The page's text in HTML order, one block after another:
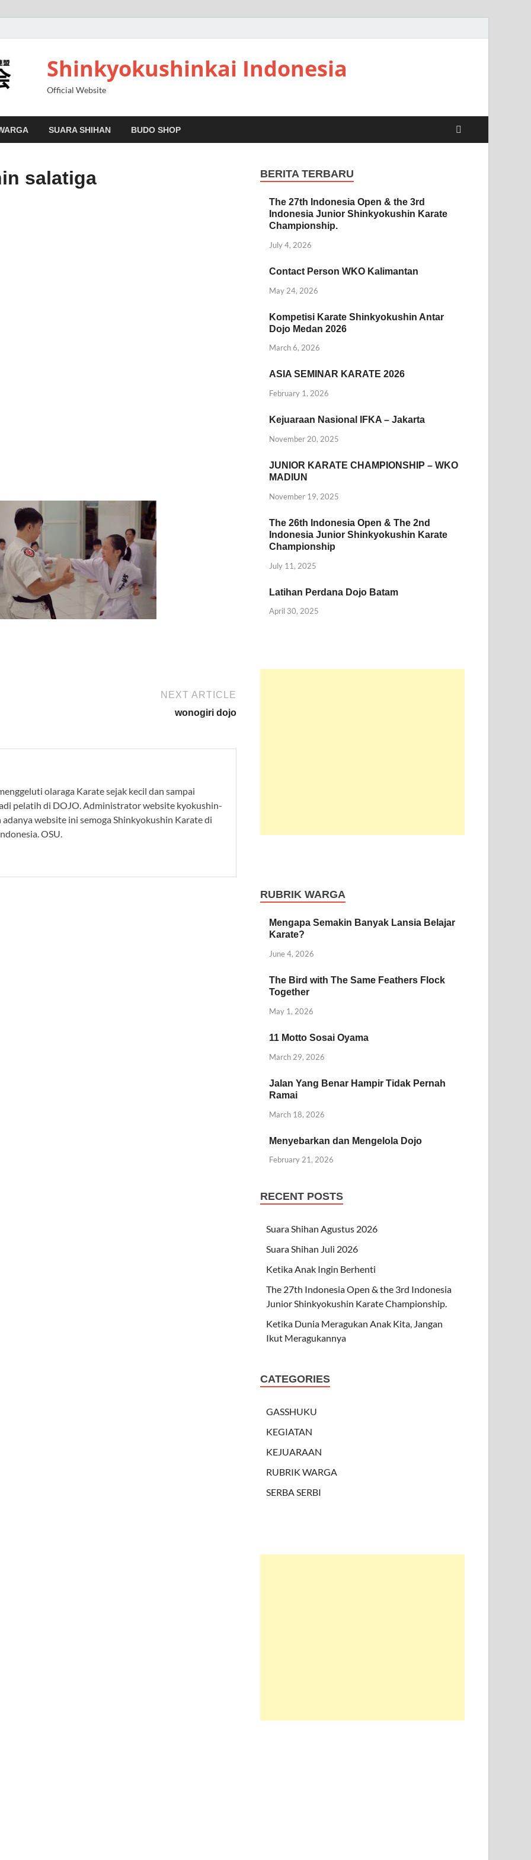
Shinkyokushinkai Indonesia
Official Website
SUARA SHIHAN BUDO SHOP
salatiga
NEXT ARTICLE
wonogiri dojo
olaraga Karate sejak kecil dan sampai
pelatih di DOJO. Administrator website kyokushin-
website ini semoga Shinkyokushin Karate di
OSU.
BERITA TERBARU
The 27th Indonesia Open & the 3rd
Indonesia Junior Shinkyokushin Karate
Championship.
July 4, 2026
Contact Person WKO Kalimantan
May 24, 2026
Kompetisi Karate Shinkyokushin Antar
Dojo Medan 2026
March 6, 2026
ASIA SEMINAR KARATE 2026
February 1, 2026
Kejuaraan Nasional IFKA – Jakarta
November 20, 2025
JUNIOR KARATE CHAMPIONSHIP – WKO
MADIUN
November 19, 2025
The 26th Indonesia Open & The 2nd
Indonesia Junior Shinkyokushin Karate
Championship
July 11, 2025
Latihan Perdana Dojo Batam
April 30, 2025
RUBRIK WARGA
Mengapa Semakin Banyak Lansia Belajar
Karate?
June 4, 2026
The Bird with The Same Feathers Flock
Together
May 1, 2026
11 Motto Sosai Oyama
March 29, 2026
Jalan Yang Benar Hampir Tidak Pernah
Ramai
March 18, 2026
Menyebarkan dan Mengelola Dojo
February 21, 2026
RECENT POSTS
Suara Shihan Agustus 2026
Suara Shihan Juli 2026
Ketika Anak Ingin Berhenti
The 27th Indonesia Open & the 3rd Indonesia
Junior Shinkyokushin Karate Championship.
Ketika Dunia Meragukan Anak Kita, Jangan
Ikut Meragukannya
CATEGORIES
GASSHUKU
KEGIATAN
KEJUARAAN
RUBRIK WARGA
SERBA SERBI